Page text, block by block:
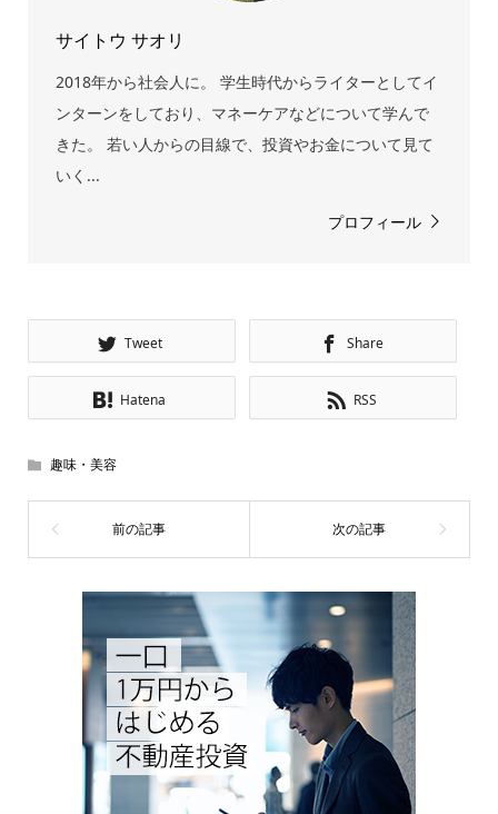
サイトウ サオリ
2018年から社会人に。 学生時代からライターとしてイ
ンターンをしており、マネーケアなどについて学んで
きた。 若い人からの目線で、投資やお金について見て
いく...
プロフィール
Tweet Share
Hatena RSS
趣味・美容